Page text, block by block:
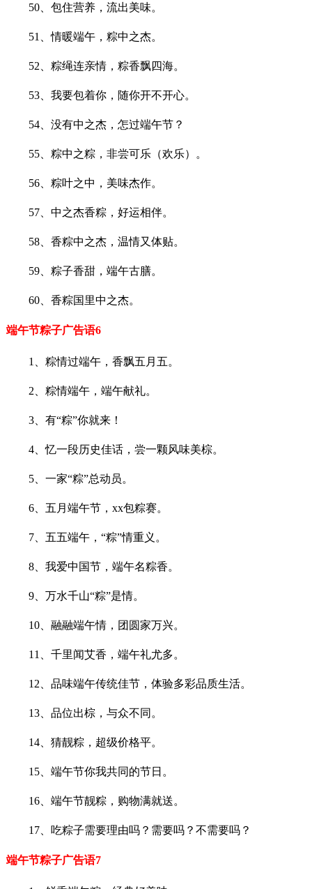
50、包住营养，流出美味。
51、情暖端午，粽中之杰。
52、粽绳连亲情，粽香飘四海。
53、我要包着你，随你开不开心。
54、没有中之杰，怎过端午节？
55、粽中之粽，非尝可乐（欢乐）。
56、粽叶之中，美味杰作。
57、中之杰香粽，好运相伴。
58、香粽中之杰，温情又体贴。
59、粽子香甜，端午古膳。
60、香粽国里中之杰。
端午节粽子广告语6
1、粽情过端午，香飘五月五。
2、粽情端午，端午献礼。
3、有“粽”你就来！
4、忆一段历史佳话，尝一颗风味美棕。
5、一家“粽”总动员。
6、五月端午节，xx包粽赛。
7、五五端午，“粽”情重义。
8、我爱中国节，端午名粽香。
9、万水千山“粽”是情。
10、融融端午情，团圆家万兴。
11、千里闻艾香，端午礼尤多。
12、品味端午传统佳节，体验多彩品质生活。
13、品位出棕，与众不同。
14、猜靓粽，超级价格平。
15、端午节你我共同的节日。
16、端午节靓粽，购物满就送。
17、吃粽子需要理由吗？需要吗？不需要吗？
端午节粽子广告语7